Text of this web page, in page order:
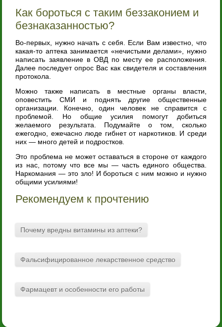
Как бороться с таким беззаконием и
безнаказанностью?
Во-первых, нужно начать с себя. Если Вам известно, что
какая-то аптека занимается «нечистыми делами», нужно
написать заявление в ОВД по месту ее расположения.
Далее последует опрос Вас как свидетеля и составления
протокола.
Можно также написать в местные органы власти,
оповестить СМИ и поднять другие общественные
организации. Конечно, один человек не справится с
проблемой. Но общие усилия помогут добиться
желаемого результата. Подумайте о том, сколько
ежегодно, ежечасно люде гибнет от наркотиков. И среди
них — много детей и подростков.
Это проблема не может оставаться в стороне от каждого
из нас, потому что все мы — часть единого общества.
Наркомания — это зло! И бороться с ним можно и нужно
общими усилиями!
Рекомендуем к прочтению
Почему вредны витамины из аптеки?
Фальсифицированное лекарственное средство
Фармацевт и особенности его работы